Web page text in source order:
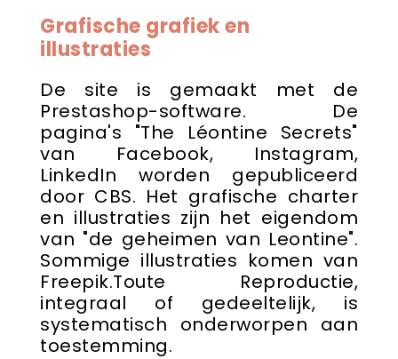
Grafische grafiek en
illustraties
De site is gemaakt met de
Prestashop-software. De
pagina's "The Léontine Secrets"
van Facebook, Instagram,
LinkedIn worden gepubliceerd
door CBS. Het grafische charter
en illustraties zijn het eigendom
van "de geheimen van Leontine".
Sommige illustraties komen van
Freepik.Toute Reproductie,
integraal of gedeeltelijk, is
systematisch onderworpen aan
toestemming.